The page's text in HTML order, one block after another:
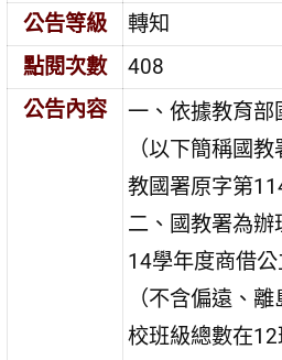
公告等級
轉知
點閱次數
408
公告內容
一、依據教育
（以下簡稱國
教國署原字第
二、國教署為辦
14學年度商借
（不含偏遠、
校班級總數在